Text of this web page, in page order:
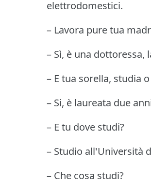
elettrodomestici.
– Lavora pure tua
– Sì, è una dottoressa,
– E tua sorella, studia
– Si, è laureata due
– E tu dove studi?
– Studio all'Università
– Che cosa studi?